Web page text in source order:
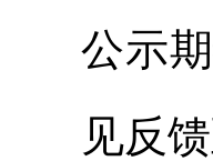
公示
见反